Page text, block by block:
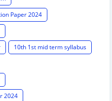
Paper 2024
10th 1st mid term syllabus
2024